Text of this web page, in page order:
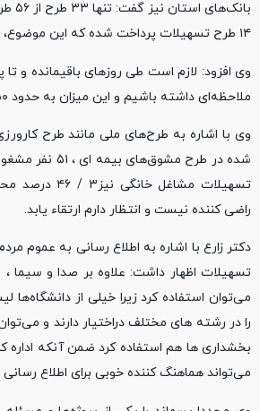
۱۴ طرح تسهیلات پرداخت شده که این موضوع، راضی کننده نیست.
وی افزود: لازم است طی روزهای باقیمانده و تا
ملاحظه‌ای داشته باشیم و این میزان به حدود ۵۰ درصد برسد.
شده در طرح
تسهیلات مشاغل
راضی کننده نیست و انتظار دارم ارتقاء یابد.
دکتر زارع با اشاره به اطلاع رسانی به عموم
تسهیلات اظهار داشت: علاوه بر صدا و سیما
می‌توان استفاده کرد زیرا خیلی از دانشگاه‌ها
را در رشته های مختلف دراختیار دارند و
بخشداری ها هم استفاده کرد ضمن آنکه اداره
می‌تواند هماهنگ کننده خوبی برای اطلاع